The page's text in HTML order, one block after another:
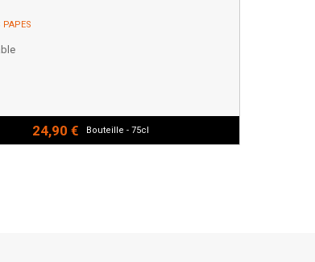
PAPES
24,90 € Bouteille - 75cl